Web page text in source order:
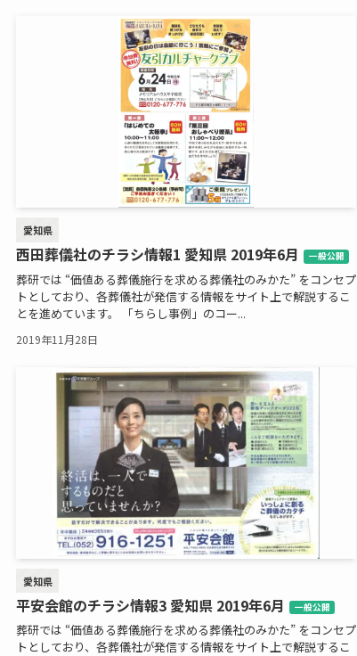
愛知県
西田葬儀社のチラシ情報1 愛知県 2019年6月 一般公開
葬研では “価値ある葬儀施行を求める葬儀社のみかた” をコンセプ
トとしており、各葬儀社が発信する情報をサイト上で解説するこ
とを進めています。 「ちらし事例」のコー...
2019年11月28日
愛知県
平安会館のチラシ情報3 愛知県 2019年6月 一般公開
葬研では “価値ある葬儀施行を求める葬儀社のみかた” をコンセプ
トとしており、各葬儀社が発信する情報をサイト上で解説するこ